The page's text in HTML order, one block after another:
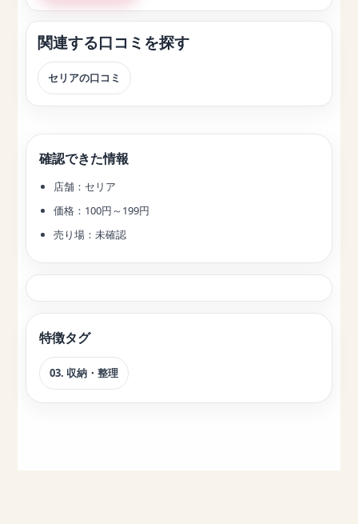
関連する口コミを探す
セリアの口コミ
確認できた情報
店舗：セリア
価格：100円～199円
売り場：未確認
特徴タグ
03. 収納・整理